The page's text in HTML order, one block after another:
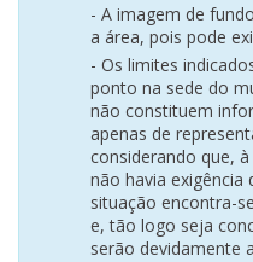
- A imagem de
a área, pois pode
- Os limites
ponto na sede do
não constituem
apenas de
considerando que,
não havia exigência
situação encontra-
e, tão logo seja
serão devidamente